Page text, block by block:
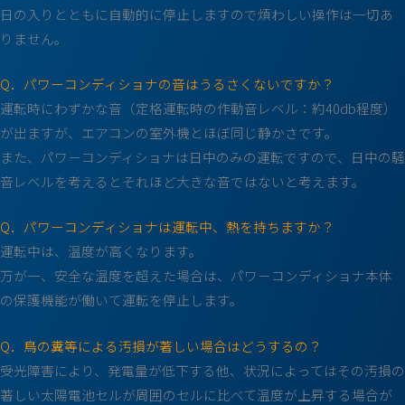
日の入りとともに自動的に停止しますので煩わしい操作は一切あ
りません。
Q．パワーコンディショナの音はうるさくないですか？
運転時にわずかな音（定格運転時の作動音レベル：約40db程度）
が出ますが、エアコンの室外機とほぼ同じ静かさです。
また、パワ－コンディショナは日中のみの運転ですので、日中の騒
音レベルを考えるとそれほど大きな音ではないと考えます。
Q．パワーコンディショナは運転中、熱を持ちますか？
運転中は、温度が高くなります。
万が一、安全な温度を超えた場合は、パワ－コンディショナ本体
の保護機能が働いて運転を停止します。
Q．鳥の糞等による汚損が著しい場合はどうするの？
受光障害により、発電量が低下する他、状況によってはその汚損の
著しい太陽電池セルが周囲のセルに比べて温度が上昇する場合が